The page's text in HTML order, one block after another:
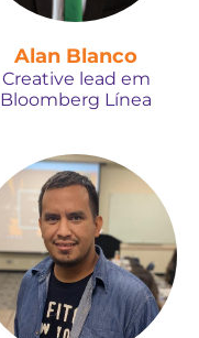
Alan Blanco
Creative lead em
Bloomberg Línea